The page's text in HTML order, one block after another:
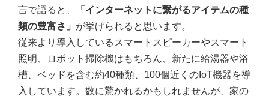
言で語ると、
「インターネットに繋がるアイテムの種
類の豊富さ」 が挙げられると思います。
従来より導入している スマートスピーカーやスマート
照明、ロボット掃除機はもちろん、新たに給湯器や浴
槽、ベッドを含む約40種類、100個近くのIoT機器を導
入しています。数に驚かれるかもしれませんが、家の